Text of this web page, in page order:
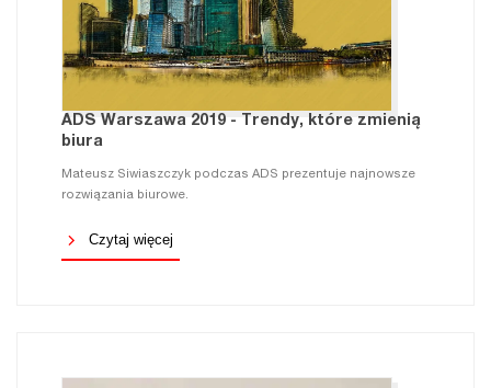
ADS Warszawa 2019 - Trendy, które zmienią
biura
Mateusz Siwiaszczyk podczas ADS prezentuje najnowsze
rozwiązania biurowe.
Czytaj więcej